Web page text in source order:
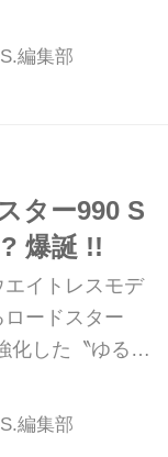
発売する。
編集部
ター990 S
爆誕 !!
エイトレスモデ
ードスター
化した〝ゆるス
され、いちば
が、ロードス
ンテグラル神
編集部